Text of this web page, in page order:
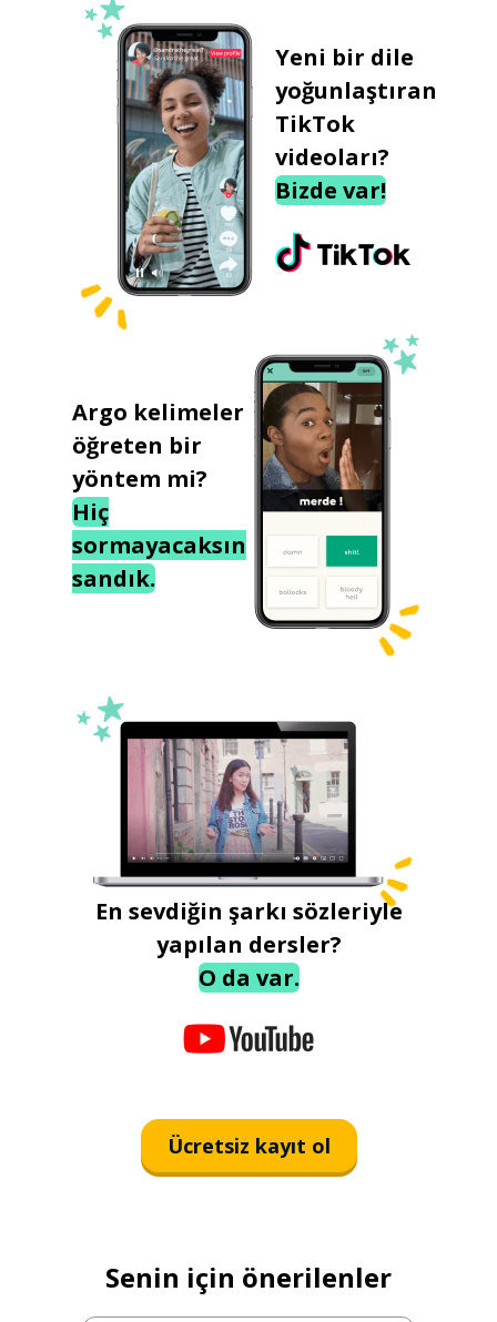
Yeni bir dile
yoğunlaştıran
TikTok
videoları?
Bizde var!
Argo kelimeler
öğreten bir
yöntem mi?
Hiç
sormayacaksın
sandık.
En sevdiğin şarkı sözleriyle
yapılan dersler?
O da var.
Ücretsiz kayıt ol
Senin için önerilenler